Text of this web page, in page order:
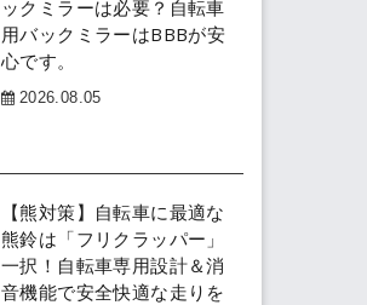
ックミラーは必要？自転車
用バックミラーはBBBが安
心です。
2026.08.05
【熊対策】自転車に最適な
熊鈴は「フリクラッパー」
一択！自転車専用設計＆消
音機能で安全快適な走りを